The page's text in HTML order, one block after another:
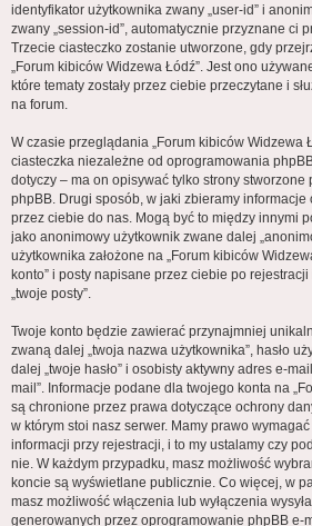
identyfikator użytkownika zwany „user-id” i
zwany „session-id”, automatycznie przyznane ci
Trzecie ciasteczko zostanie utworzone, gdy
„Forum kibiców Widzewa Łódź”. Jest ono
które tematy zostały przez ciebie przeczytane i
na forum.
W czasie przeglądania „Forum kibiców Widzewa
ciasteczka niezależne od oprogramowania
dotyczy – ma on opisywać tylko strony stworzone
phpBB. Drugi sposób, w jaki zbieramy informacje
przez ciebie do nas. Mogą być to między innymi
jako anonimowy użytkownik zwane dalej
użytkownika założone na „Forum kibiców
konto” i posty napisane przez ciebie po
„twoje posty”.
Twoje konto będzie zawierać przynajmniej
zwaną dalej „twoja nazwa użytkownika”, hasło
dalej „twoje hasło” i osobisty aktywny adres e-
mail”. Informacje podane dla twojego konta na
są chronione przez prawa dotyczące ochrony
w którym stoi nasz serwer. Mamy prawo
informacji przy rejestracji, i to my ustalamy czy
nie. W każdym przypadku, masz możliwość
koncie są wyświetlane publicznie. Co więcej, w
masz możliwość włączenia lub wyłączenia
generowanych przez oprogramowanie phpBB e-